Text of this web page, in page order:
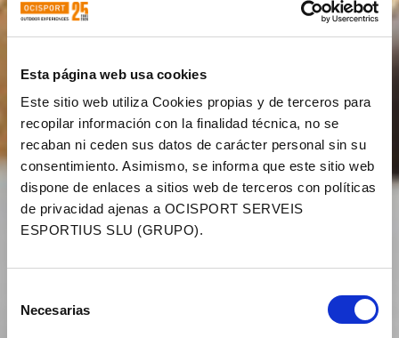
Esta página web usa cookies
Este sitio web utiliza Cookies propias y de terceros para
recopilar información con la finalidad técnica, no se
recaban ni ceden sus datos de carácter personal sin su
consentimiento. Asimismo, se informa que este sitio web
dispone de enlaces a sitios web de terceros con políticas
de privacidad ajenas a OCISPORT SERVEIS
ESPORTIUS SLU (GRUPO).
Necesarias